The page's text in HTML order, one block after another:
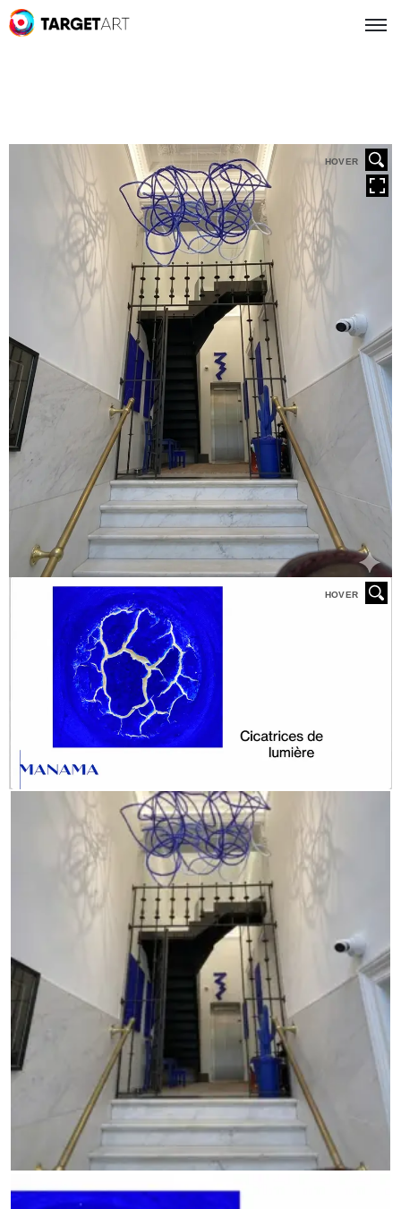
HOVER
HOVER